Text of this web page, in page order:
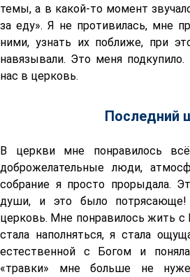
темы, а в какой-то момент
за еду». Я не противилась, мне
ними, узнать их поближе, при
навязывали. Это меня
нас в церковь.
Последний
В церкви мне понравилось
доброжелательные люди,
собрание я просто прорыдала.
души, и это было
церковь. Мне понравилось жить с
стала наполняться, я стала
естественной с Богом и
«травки» мне больше не